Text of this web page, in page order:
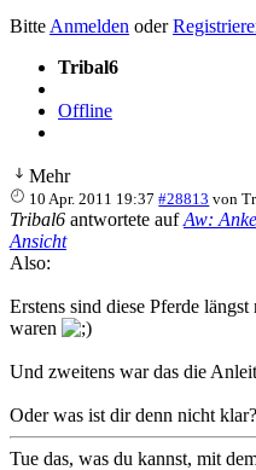
Bitte Anmelden oder
Tribal6
Offline
Mehr
10 Apr. 2011 19:37 #28813 von
Tribal6 antwortete aufAw:
Ansicht
Also:
Erstens sind diese Pferde
waren
Und zweitens war das die
Oder was ist dir denn nicht klar?
Tue das, was du kannst, mit